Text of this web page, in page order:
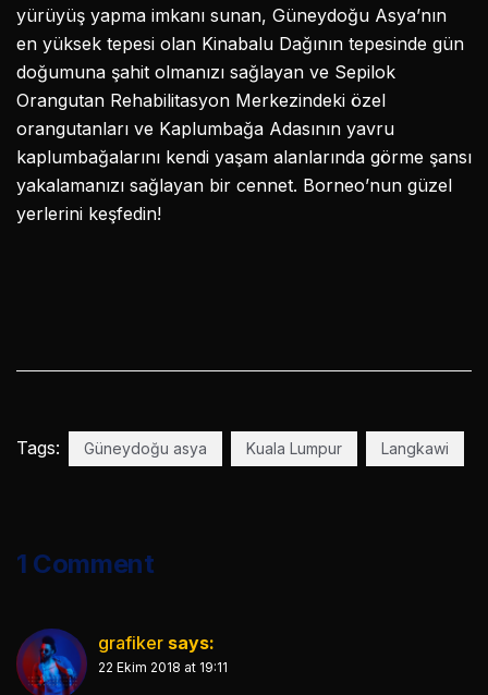
yürüyüş yapma imkanı sunan, Güneydoğu Asya’nın
en yüksek tepesi olan Kinabalu Dağının tepesinde gün
doğumuna şahit olmanızı sağlayan ve Sepilok
Orangutan Rehabilitasyon Merkezindeki özel
orangutanları ve Kaplumbağa Adasının yavru
kaplumbağalarını kendi yaşam alanlarında görme şansı
yakalamanızı sağlayan bir cennet. Borneo’nun güzel
yerlerini keşfedin!
Tags: Güneydoğu asya Kuala Lumpur Langkawi
1 Comment
grafiker says:
22 Ekim 2018 at 19:11